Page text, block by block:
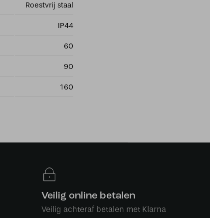
Roestvrij staal
IP44
60
90
160
Veilig online betalen
Veilig achteraf betalen met Klarna